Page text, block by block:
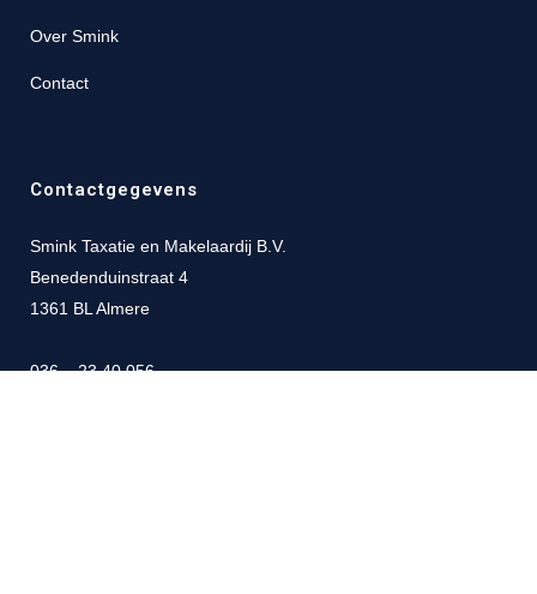
Over Smink
Contact
Contactgegevens
Smink Taxatie en Makelaardij B.V.
Benedenduinstraat 4
1361 BL Almere
036 – 23 40 056